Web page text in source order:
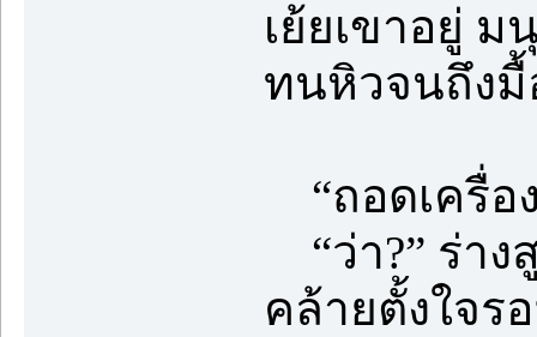
เย้ยเขาอยู่
ทนหิวจนถึงมื้
“ถอดเครื่อ
“ว่า?” ร่า
คล้ายตั้งใจร